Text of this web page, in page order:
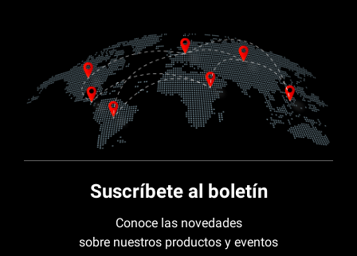
Suscríbete al boletín
Conoce las novedades
sobre nuestros productos y eventos